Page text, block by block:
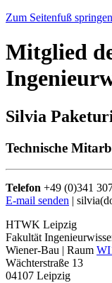
Zum Seitenfuß springen
Mitglied
Silvia
Technische
Telefon +49 (0)341
E-mail senden |
HTWK Leipzig
Fakultät
Wiener-Bau | Raum
Wächterstraße 13
04107 Leipzig